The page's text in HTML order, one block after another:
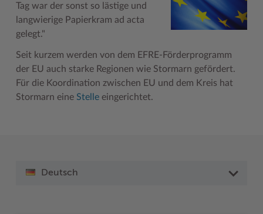
Tag war der sonst so lästige und
langwierige Papierkram ad acta
gelegt."
Seit kurzem werden von dem EFRE-Förderprogramm
der EU auch starke Regionen wie Stormarn gefördert.
Für die Koordination zwischen EU und dem Kreis hat
Stormarn eine Stelleeingerichtet.
Deutsch